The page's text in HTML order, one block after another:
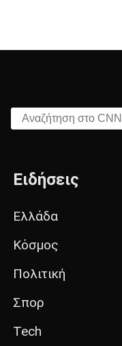
Αναζήτηση στο CNN.gr
Ειδήσεις
Ελλάδα
Κόσμος
Πολιτική
Σπορ
Tech